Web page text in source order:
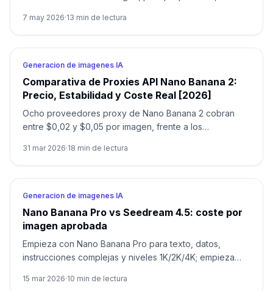
7 may 2026·13 min de lectura
Generacion de imagenes IA
Comparativa de Proxies API Nano Banana 2:
Precio, Estabilidad y Coste Real [2026]
Ocho proveedores proxy de Nano Banana 2 cobran
entre $0,02 y $0,05 por imagen, frente a los
superficial oculta un 50-150% en costes adicionales por
costes ocultos y seguridad, con un marco de decision
basado en escenarios para encontrar la mejor opcion
para tu caso de uso.
31 mar 2026·18 min de lectura
Generacion de imagenes IA
Nano Banana Pro vs Seedream 4.5: coste por
imagen aprobada
Empieza con Nano Banana Pro para texto, datos,
instrucciones complejas y niveles 1K/2K/4K; empieza
precio por salida. Decide con una prueba de copy
15 mar 2026·10 min de lectura